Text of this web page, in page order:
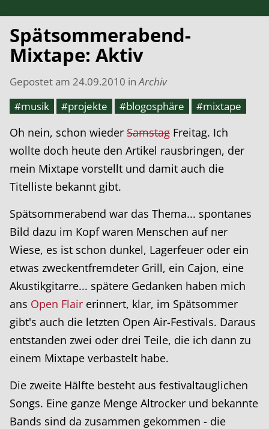
Spätsommerabend-
Mixtape: Aktiv
Gepostet am 24.09.2010 inArchiv
#musik
#projekte #blogosphäre
#mixtape
Oh nein, schon wieder Samstag Freitag. Ich
wollte doch heute den Artikel rausbringen, der
mein Mixtape vorstellt und damit auch die
Titelliste bekannt gibt.
Spätsommerabend war das Thema... spontanes
Bild dazu im Kopf waren Menschen auf ner
Wiese, es ist schon dunkel, Lagerfeuer oder ein
etwas zweckentfremdeter Grill, ein Cajon, eine
Akustikgitarre... spätere Gedanken haben mich
ans Open Flair erinnert, klar, im Spätsommer
gibt's auch die letzten Open Air-Festivals. Daraus
entstanden zwei oder drei Teile, die ich dann zu
einem Mixtape verbastelt habe.
Die zweite Hälfte besteht aus festivaltauglichen
Songs. Eine ganze Menge Altrocker und bekannte
Bands sind da zusammen gekommen - die